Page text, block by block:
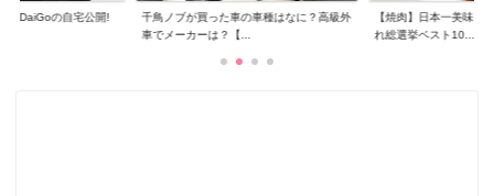
トDaiGoの自宅公開!
千鳥ノブが買った車の車種はなに？高級外
車でメーカーは？【...
【焼肉】日本一美味し
れ総選挙ベスト10...